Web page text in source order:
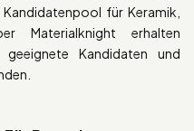
für Keramik,
Materialknight erhalten
geeignete Kandidaten und